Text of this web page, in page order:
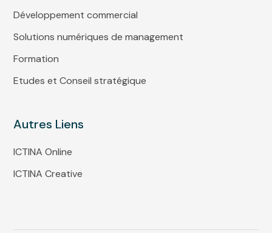
Développement commercial
Solutions numériques de management
Formation
Etudes et Conseil stratégique
Autres Liens
ICTINA Online
ICTINA Creative